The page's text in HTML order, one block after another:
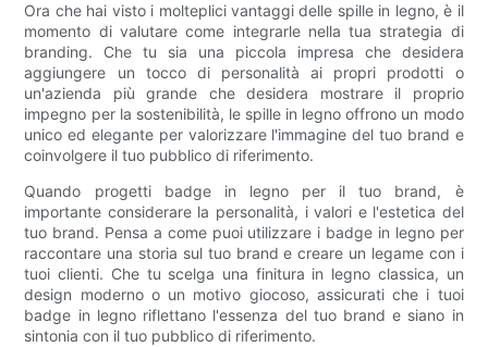
Ora che hai visto i molteplici vantaggi delle spille in legno, è il
momento di valutare come integrarle nella tua strategia di
branding. Che tu sia una piccola impresa che desidera
aggiungere un tocco di personalità ai propri prodotti o
un'azienda più grande che desidera mostrare il proprio
impegno per la sostenibilità, le spille in legno offrono un modo
unico ed elegante per valorizzare l'immagine del tuo brand e
coinvolgere il tuo pubblico di riferimento.
Quando progetti badge in legno per il tuo brand, è
importante considerare la personalità, i valori e l'estetica del
tuo brand. Pensa a come puoi utilizzare i badge in legno per
raccontare una storia sul tuo brand e creare un legame con i
tuoi clienti. Che tu scelga una finitura in legno classica, un
design moderno o un motivo giocoso, assicurati che i tuoi
badge in legno riflettano l'essenza del tuo brand e siano in
sintonia con il tuo pubblico di riferimento.